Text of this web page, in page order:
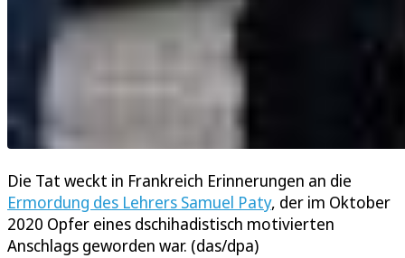
Die Tat weckt in Frankreich Erinnerungen an die
Ermordung des Lehrers Samuel Paty, der im Oktober
2020 Opfer eines dschihadistisch motivierten
Anschlags geworden war. (das/dpa)